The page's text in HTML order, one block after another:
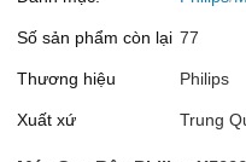
Số sản phẩm còn lại 77
Thương hiệu Philips
Xuất xứ Trung